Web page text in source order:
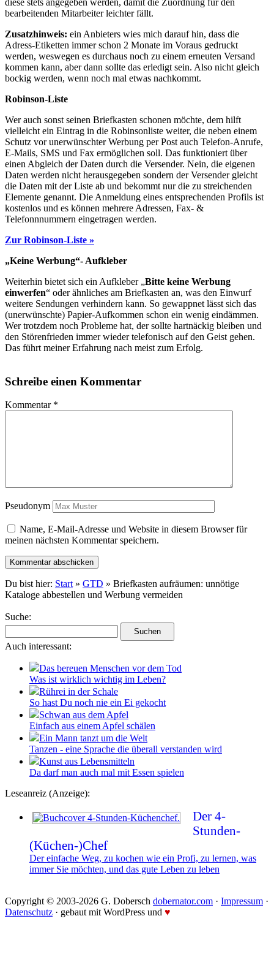
bearbeitenden Mitarbeiter leichter fällt.
Zusatzhinweis: ein Anbieters wies mich darauf hin, dass die
Adress-Etiketten immer schon 2 Monate im Voraus gedruckt
werden, weswegen es durchaus noch zu einem erneuten Versand
kommen kann, aber dann sollte das erledigt sein. Also nicht gleich
bockig werden, wenn noch mal etwas nachkommt.
Robinson-Liste
Wer auch sonst seinen Briefkasten schonen möchte, dem hilft
vielleicht ein Eintrag in die Robinsonliste weiter, die neben einem
Schutz vor unerwünschter Werbung per Post auch Telefon-Anrufe,
E-Mails, SMS und Fax ermöglichen soll. Das funktioniert über
einen Abgleich der Daten durch die Versender. Nein, die eigenen
Daten werden nicht herausgegeben sondern der Versender gleicht
die Daten mit der Liste ab und bekommt nur die zu streichenden
Elemente genannt. Die Anmeldung eines entsprechenden Profils ist
kostenlos und es können mehrere Adressen, Fax- &
Telefonnnummern eingetragen werden.
Zur Robinson-Liste »
„Keine Werbung“- Aufkleber
Weiterhin bietet sich ein Aufkleber „Bitte keine Werbung
einwerfen“ oder ähnliches am Briefkasten an, was den Einwurf
weitere Sendungen verhindern kann. So gewappnet lässt sich das
(unerwünschte) Papier-Aufkommen schon ein wenig eindämmen.
Wer trotzdem noch Probleme hat, der sollte hartnäckig bleiben und
den Störenfrieden immer wieder telefonisch auf den Geist gehen.
Das führt meiner Erfahrung nach meist zum Erfolg.
Schreibe einen Kommentar
Kommentar *
Pseudonym
Name, E-Mail-Adresse und Website in diesem Browser für
meinen nächsten Kommentar speichern.
Du bist hier: Start » GTD » Briefkasten aufräumen: unnötige
Kataloge abbestellen und Werbung vermeiden
Suche:
Auch interessant:
Das bereuen Menschen vor dem Tod
Was ist wirklich wichtig im Leben?
Rührei in der Schale
So hast Du noch nie ein Ei gekocht
Schwan aus dem Apfel
Einfach aus einem Apfel schälen
Ein Mann tanzt um die Welt
Tanzen - eine Sprache die überall verstanden wird
Kunst aus Lebensmitteln
Da darf man auch mal mit Essen spielen
Leseanreiz (Anzeige):
Der 4-
Stunden-
(Küchen-)Chef
Der einfache Weg, zu kochen wie ein Profi, zu lernen, was
immer Sie möchten, und das gute Leben zu leben
Copyright © 2003-2026 G. Dobersch dobernator.com · Impressum ·
Datenschutz · gebaut mit WordPress und ♥